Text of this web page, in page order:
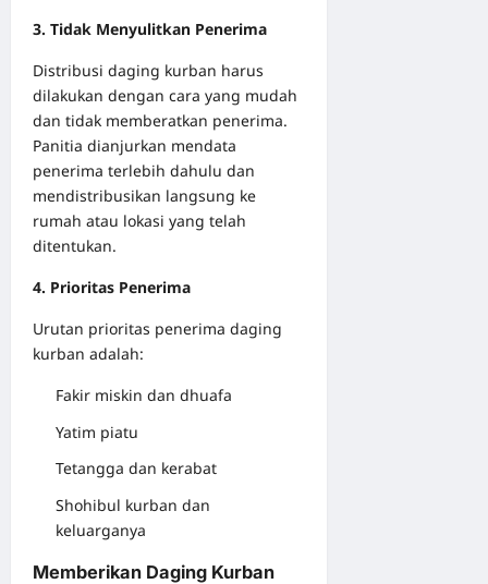
3. Tidak Menyulitkan Penerima
Distribusi daging kurban harus
dilakukan dengan cara yang mudah
dan tidak memberatkan penerima.
Panitia dianjurkan mendata
penerima terlebih dahulu dan
mendistribusikan langsung ke
rumah atau lokasi yang telah
ditentukan.
4. Prioritas Penerima
Urutan prioritas penerima daging
kurban adalah:
Fakir miskin dan dhuafa
Yatim piatu
Tetangga dan kerabat
Shohibul kurban dan
keluarganya
Memberikan Daging Kurban